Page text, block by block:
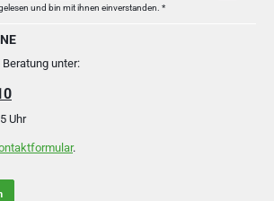
und bin mit ihnen einverstanden. *
unter:
Uhr
.